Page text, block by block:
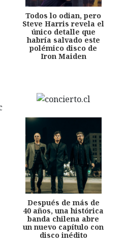
Todos lo odian, pero
Steve Harris revela el
único detalle que
habría salvado este
polémico disco de
Iron Maiden
Después de más de
40 años, una histórica
banda chilena abre
un nuevo capítulo con
disco inédito